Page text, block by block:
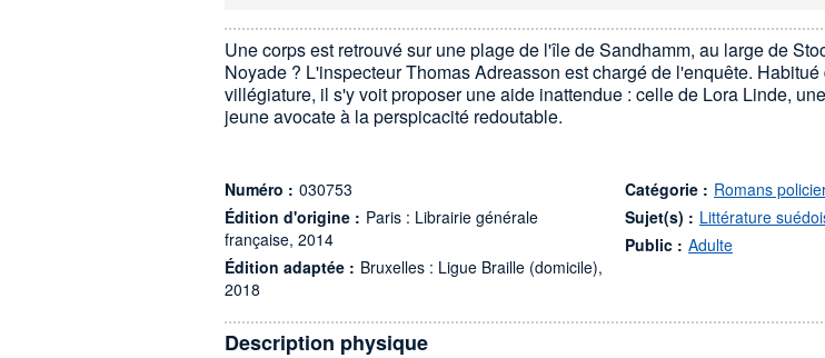
Une corps est retrouvé sur une plage de l'île de Sandhamm, au large de
Noyade ? L'inspecteur Thomas Adreasson est chargé de l'enquête.
villégiature, il s'y voit proposer une aide inattendue : celle de Lora Linde,
jeune avocate à la perspicacité redoutable.
Numéro : 030753
Édition d'origine : Paris : Librairie générale
française, 2014
Édition adaptée : Bruxelles : Ligue Braille (domicile),
2018
Catégorie : Romans
Sujet(s) : Littérature
Public : Adulte
Description physique